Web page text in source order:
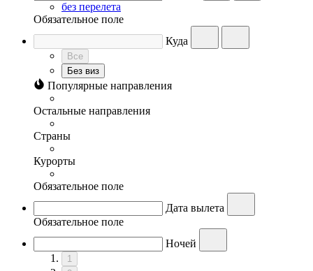
без перелета
Обязательное поле
Куда
Все
Без виз
Популярные направления
Остальные направления
Страны
Курорты
Обязательное поле
Дата вылета
Обязательное поле
Ночей
1